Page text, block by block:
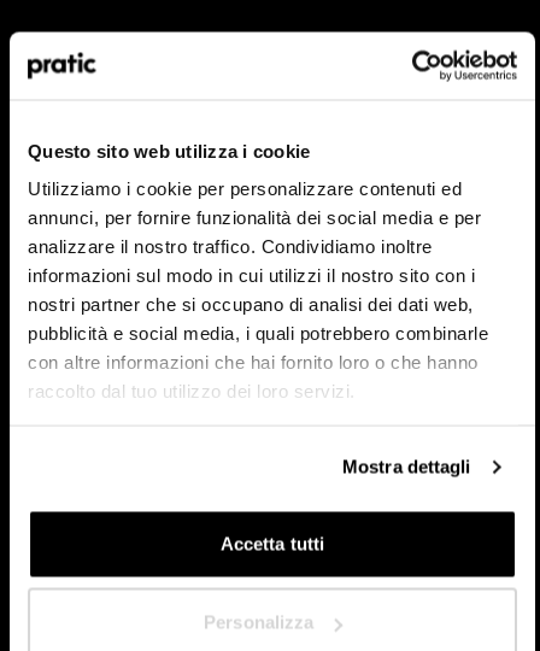
Questo sito web utilizza i cookie
Utilizziamo i cookie per personalizzare contenuti ed
annunci, per fornire funzionalità dei social media e per
analizzare il nostro traffico. Condividiamo inoltre
informazioni sul modo in cui utilizzi il nostro sito con i
nostri partner che si occupano di analisi dei dati web,
pubblicità e social media, i quali potrebbero combinarle
con altre informazioni che hai fornito loro o che hanno
raccolto dal tuo utilizzo dei loro servizi.
Mostra dettagli
Accetta tutti
Personalizza
*
Designer/Architekt
Privat
Händler
In welchem Land sind Sie ansässig? *